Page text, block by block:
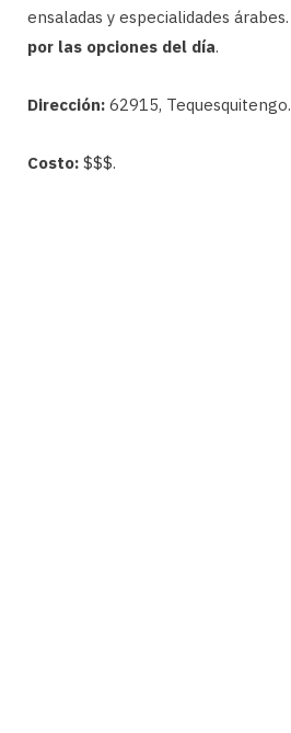
ensaladas y especialidades árabes.
por las opciones del día.
Dirección: 62915, Tequesquitengo.
Costo: $$$.